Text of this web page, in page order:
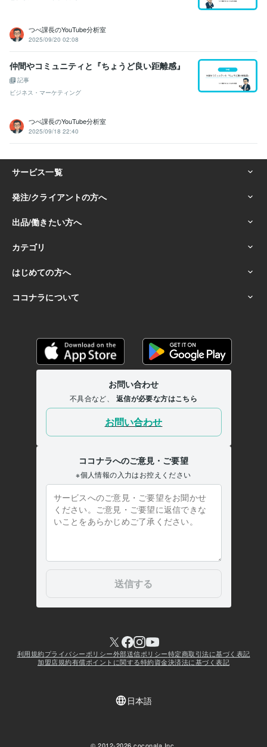
つべ課長のYouTube分析室
2025/09/20 02:08
仲間やコミュニティと『ちょうど良い距離感』
記事
ビジネス・マーケティング
つべ課長のYouTube分析室
2025/09/18 22:40